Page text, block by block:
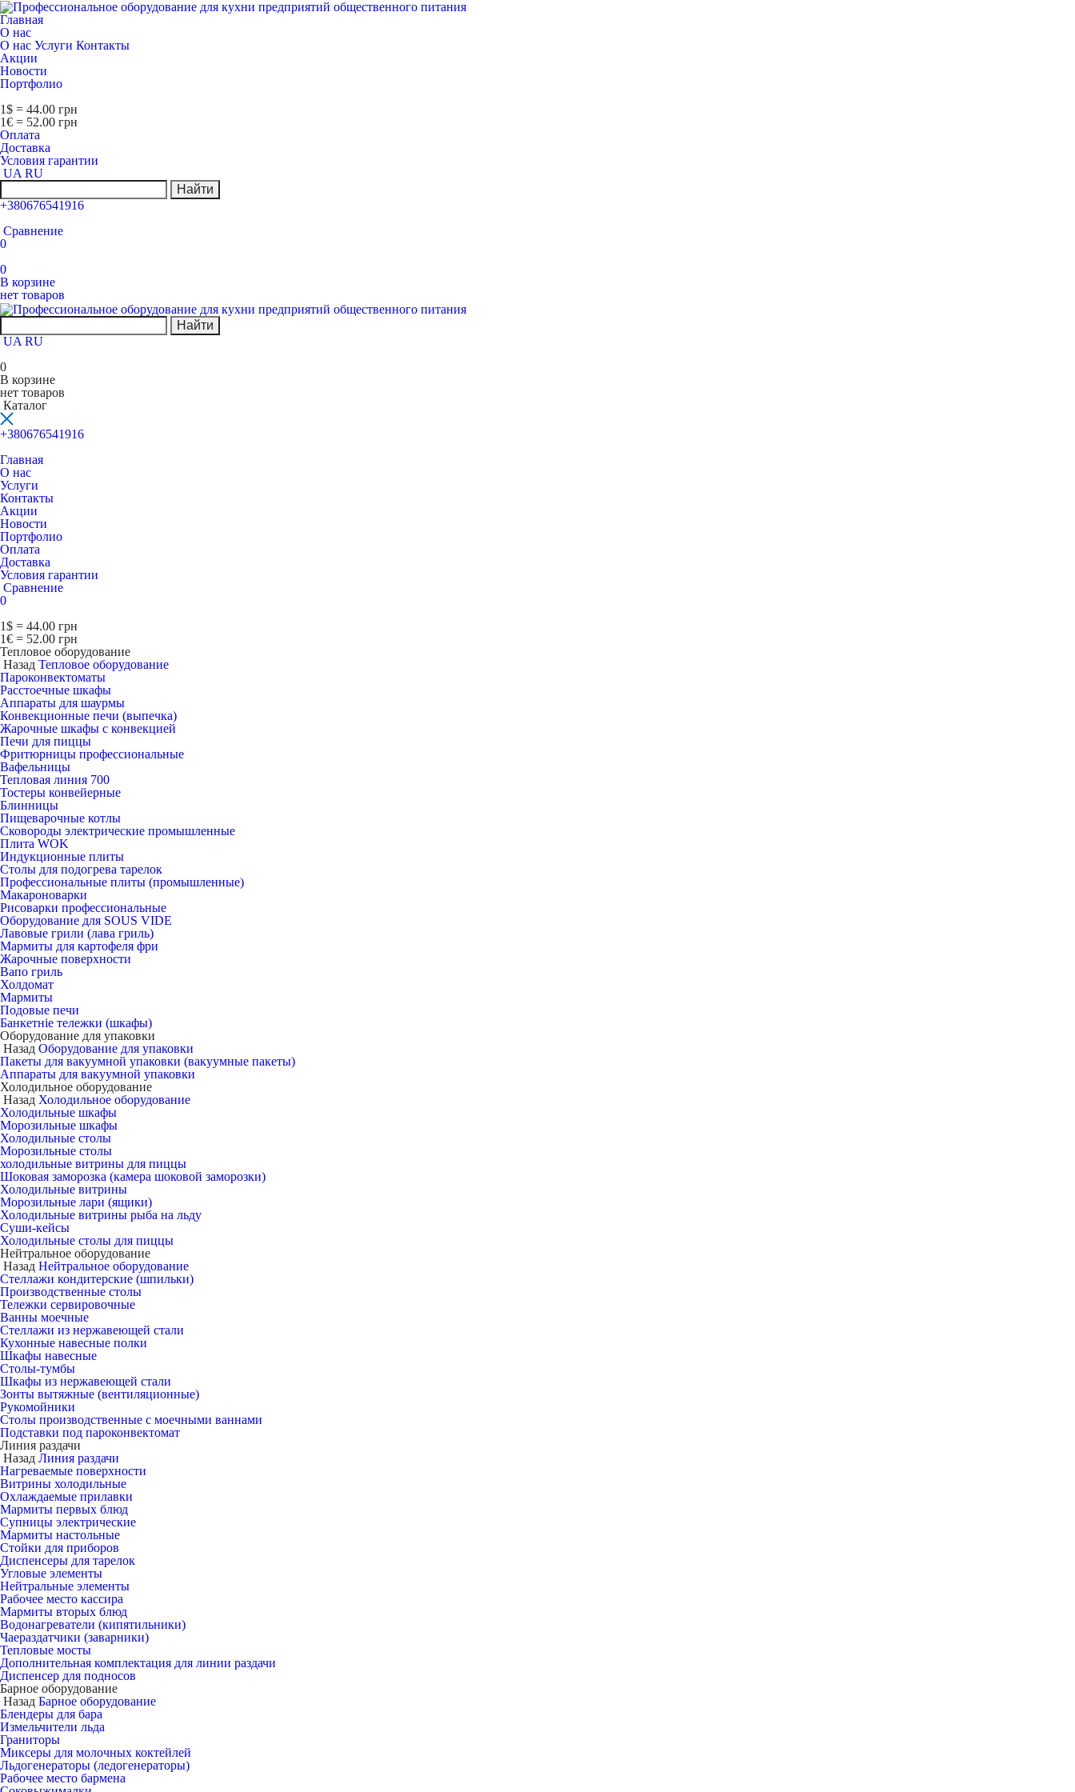
Главная
О нас
О нас Услуги Контакты
Акции
Новости
Портфолио
1$ = 44.00 грн
1€ = 52.00 грн
Оплата
Доставка
Условия гарантии
UA RU
Найти
+380676541916
Сравнение
0
0
В корзине
нет товаров
Найти
UA RU
0
В корзине
нет товаров
Каталог
+380676541916
Главная
О нас
Услуги
Контакты
Акции
Новости
Портфолио
Оплата
Доставка
Условия гарантии
Сравнение
0
1$ = 44.00 грн
1€ = 52.00 грн
Тепловое оборудование
Назад Тепловое оборудование
Пароконвектоматы
Расcтоечные шкафы
Аппараты для шаурмы
Конвекционные печи (выпечка)
Жарочные шкафы с конвекцией
Печи для пиццы
Фритюрницы профессиональные
Вафельницы
Тепловая линия 700
Тостеры конвейерные
Блинницы
Пищеварочные котлы
Сковороды электрические промышленные
Плита WOK
Индукционные плиты
Столы для подогрева тарелок
Профессиональные плиты (промышленные)
Макароноварки
Рисоварки профессиональные
Оборудование для SOUS VIDE
Лавовые грили (лава гриль)
Мармиты для картофеля фри
Жарочные поверхности
Вапо гриль
Холдомат
Мармиты
Подовые печи
Банкетніе тележки (шкафы)
Оборудование для упаковки
Назад Оборудование для упаковки
Пакеты для вакуумной упаковки (вакуумные пакеты)
Аппараты для вакуумной упаковки
Холодильное оборудование
Назад Холодильное оборудование
Холодильные шкафы
Морозильные шкафы
Холодильные столы
Морозильные столы
холодильные витрины для пиццы
Шоковая заморозка (камера шоковой заморозки)
Холодильные витрины
Морозильные лари (ящики)
Холодильные витрины рыба на льду
Суши-кейсы
Холодильные столы для пиццы
Нейтральное оборудование
Назад Нейтральное оборудование
Стеллажи кондитерские (шпильки)
Производственные столы
Тележки сервировочные
Ванны моечные
Стеллажи из нержавеющей стали
Кухонные навесные полки
Шкафы навесные
Столы-тумбы
Шкафы из нержавеющей стали
Зонты вытяжные (вентиляционные)
Рукомойники
Столы производственные с моечными ваннами
Подставки под пароконвектомат
Линия раздачи
Назад Линия раздачи
Нагреваемые поверхности
Витрины холодильные
Охлаждаемые прилавки
Мармиты первых блюд
Супницы электрические
Мармиты настольные
Стойки для приборов
Диспенсеры для тарелок
Угловые элементы
Нейтральные элементы
Рабочее место кассира
Мармиты вторых блюд
Водонагреватели (кипятильники)
Чаераздатчики (заварники)
Тепловые мосты
Дополнительная комплектация для линии раздачи
Диспенсер для подносов
Барное оборудование
Назад Барное оборудование
Блендеры для бара
Измельчители льда
Граниторы
Миксеры для молочных коктейлей
Льдогенераторы (ледогенераторы)
Рабочее место бармена